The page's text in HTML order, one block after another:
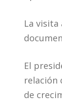
La
El
relación
de